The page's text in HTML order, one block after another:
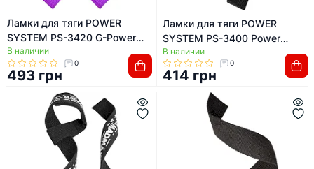
Ламки для тяги POWER
SYSTEM PS-3420 G-Power
Straps Purple
В наличии
0
493 грн
Ламки для тяги POWER
SYSTEM PS-3400 Power
Straps Black/Red
В наличии
0
414 грн